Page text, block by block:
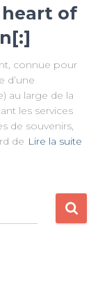
heart of
connue pour
d’une
au large de la
les services
de souvenirs,
de Lire la suite